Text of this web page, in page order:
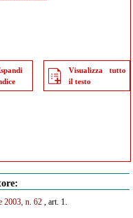
Visualizza tutto
il testo
2003, n. 62, art. 1.